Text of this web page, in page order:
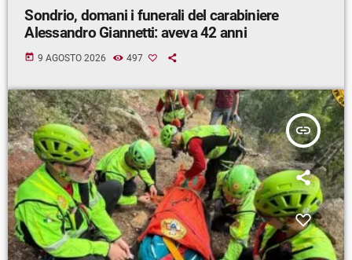
Sondrio, domani i funerali del carabiniere
Alessandro Giannetti: aveva 42 anni
today 9 AGOSTO 2026 497
insert_link